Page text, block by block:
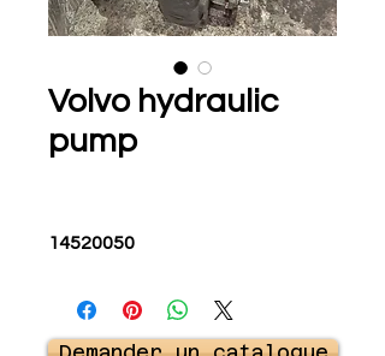
Volvo hydraulic
pump
14520050